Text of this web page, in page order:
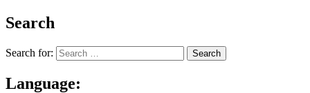
Search
Search for:
Language: